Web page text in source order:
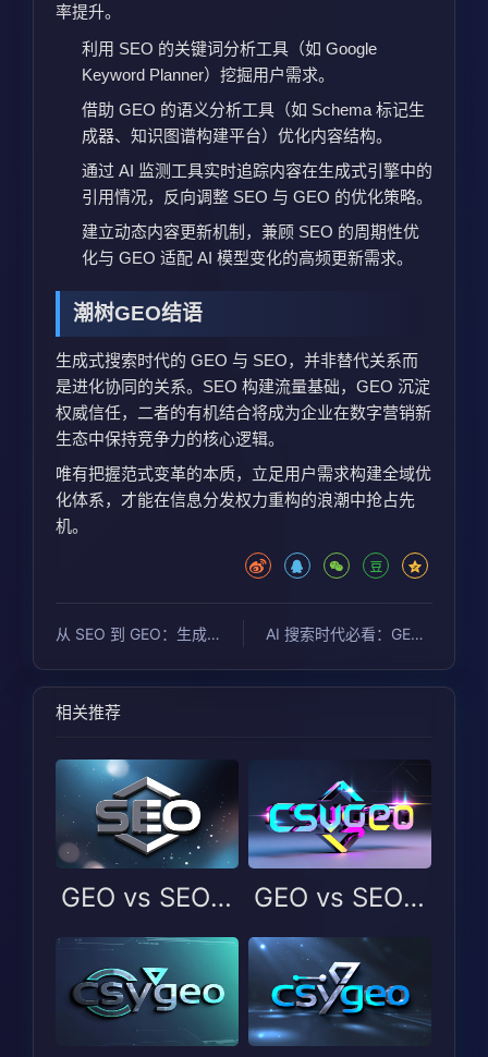
率提升。
利用 SEO 的关键词分析工具（如 Google
Keyword Planner）挖掘用户需求。
借助 GEO 的语义分析工具（如 Schema 标记生
成器、知识图谱构建平台）优化内容结构。
通过 AI 监测工具实时追踪内容在生成式引擎中的
引用情况，反向调整 SEO 与 GEO 的优化策略。
建立动态内容更新机制，兼顾 SEO 的周期性优
化与 GEO 适配 AI 模型变化的高频更新需求。
潮树GEO结语
生成式搜索时代的 GEO 与 SEO，并非替代关系而
是进化协同的关系。SEO 构建流量基础，GEO 沉淀
权威信任，二者的有机结合将成为企业在数字营销新
生态中保持竞争力的核心逻辑。
唯有把握范式变革的本质，立足用户需求构建全域优
化体系，才能在信息分发权力重构的浪潮中抢占先
机。
从 SEO 到 GEO：生成式搜索时代，内容优化的底层逻辑变了吗？ AI 搜索时代必看：GEO 与 SEO 的区别搞懂这篇就够了
相关推荐
GEO vs SEO：在 AI 搜索时代如何同时把两件事做对？ GEO vs SEO：生成 AI 时代，企业架构搜索式与可见度战略